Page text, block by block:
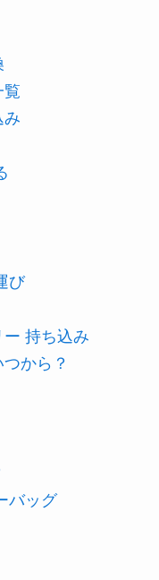
覧
み
び
持ち込み
から？
バッグ